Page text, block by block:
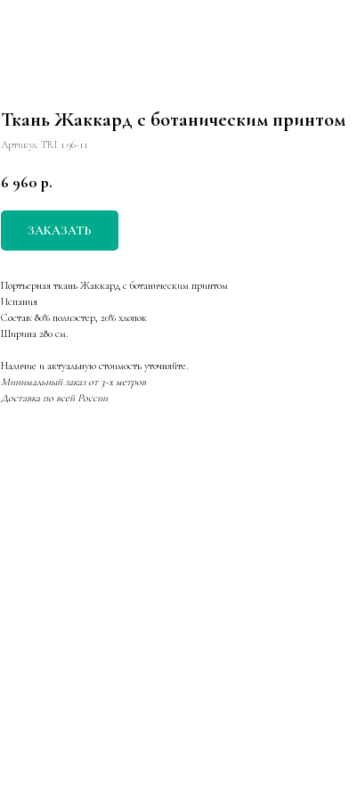
Ткань Жаккард с ботаническим принтом
Артикул: TRI 1.96-11
6 960 р.
ЗАКАЗАТЬ
Портьерная ткань Жаккард с ботаническим принтом
Испания
Состав: 80% полиэстер, 20% хлопок
Ширина 280 см.
Наличие и актуальную стоимость уточняйте.
Минимальный заказ от 3-х метров
Доставка по всей России